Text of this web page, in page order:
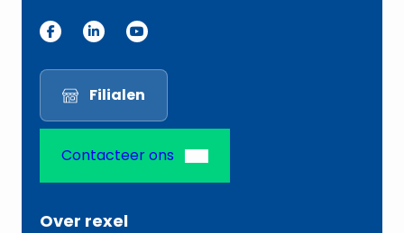
Filialen
Contacteer ons
Over rexel